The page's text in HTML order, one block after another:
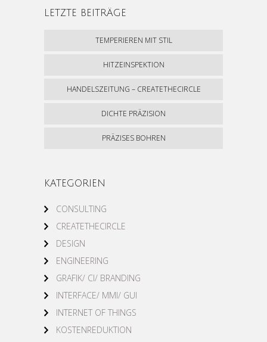
LETZTE BEITRÄGE
TEMPERIEREN MIT STIL
HITZEINSPEKTION
HANDELSZEITUNG – CREATETHECIRCLE
DICHTE PRÄZISION
PRÄZISES BOHREN
KATEGORIEN
CONSULTING
CREATETHECIRCLE
DESIGN
ENGINEERING
GRAFIK/ CI/ BRANDING
INTERFACE/ MMI/ GUI
INTERNET OF THINGS
KOSTENREDUKTION